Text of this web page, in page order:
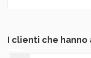
I clienti che